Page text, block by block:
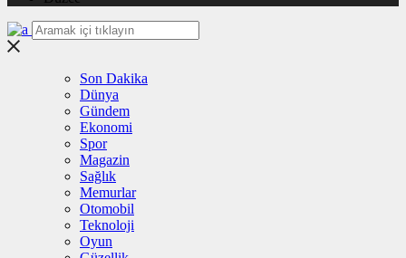
Son Dakika
Dünya
Gündem
Ekonomi
Spor
Magazin
Sağlık
Memurlar
Otomobil
Teknoloji
Oyun